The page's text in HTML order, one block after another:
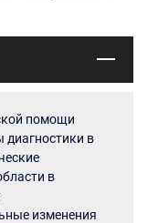
помощи
в
в
изменения